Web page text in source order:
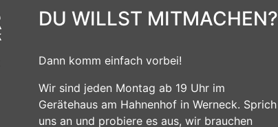
DU WILLST MITMACHEN?
Dann komm einfach vorbei!
Wir sind jeden Montag ab 19 Uhr im
Gerätehaus am Hahnenhof in Werneck. Sprich
uns an und probiere es aus, wir brauchen